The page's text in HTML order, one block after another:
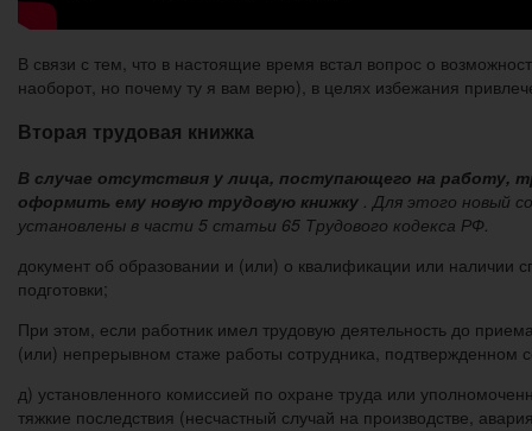
В связи с тем, что в настоящие время встал вопрос о
наоборот, но почему ту я вам верю), в целях избежания
Вторая трудовая книжка
В случае отсутствия у лица, поступающего на работу,
оформить ему новую трудовую книжку . Для этого новый
установлены в части 5 статьи 65 Трудового кодекса РФ.
документ об образовании и (или) о квалификации или
подготовки;
При этом, если работник имел трудовую деятельность до
(или) непрерывном стаже работы сотрудника, подтвержденном
д) установленного комиссией по охране труда или
тяжкие последствия (несчастный случай на производстве,